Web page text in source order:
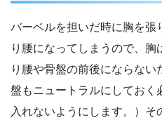
バーベルを担いだ時に胸を張
り腰になってしまうので、胸
り腰や骨盤の前後にならな
盤もニュートラルにしておく
入れないようにします。）